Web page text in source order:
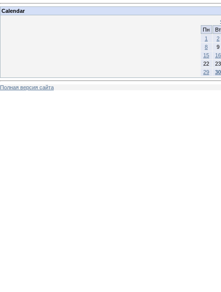
Calendar
Пн
Вт
1
2
8
9
15
16
22
23
29
30
Полная версия сайта